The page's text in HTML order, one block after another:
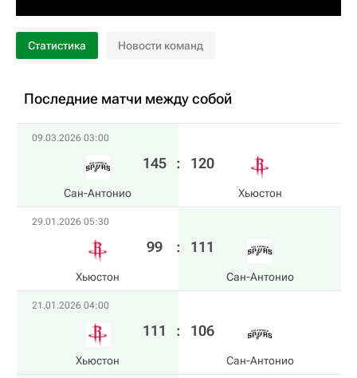
Статистика Новости команд
Последние матчи между собой
09.03.2026 03:00
Сан-Антонио
145 : 120
Хьюстон
29.01.2026 05:30
Хьюстон
99 : 111
Сан-Антонио
21.01.2026 04:00
Хьюстон
111 : 106
Сан-Антонио